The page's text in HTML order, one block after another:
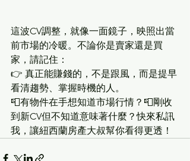
這波CV調整，就像一面鏡子，映照出當
前市場的冷暖。不論你是賣家還是買
家，請記住：
👉 真正能賺錢的，不是跟風，而是提早
看清趨勢、掌握時機的人。
📮有物件在手想知道市場行情？📮剛收
到新CV但不知道意味著什麼？快來私訊
我，讓紐西蘭房產大叔幫你看得更透！